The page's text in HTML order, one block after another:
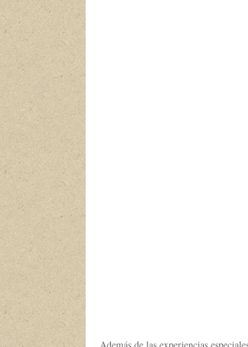
Además de las experiencias